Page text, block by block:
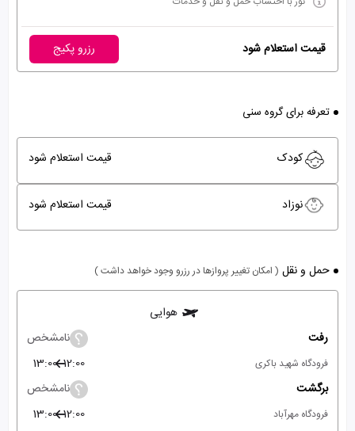
قیمت استعلام شود رزرو پکیج
تعرفه برای گروه سنی
کودک قیمت استعلام شود
نوزاد قیمت استعلام شود
حمل و نقل ( امکان تغییر پروازها در رزرو وجود خواهد داشت )
هوایی
رفت
نامشخص
فرودگاه شهید باکری 12:00
13:00
برگشت
نامشخص
فرودگاه مهرآباد 12:00
13:00